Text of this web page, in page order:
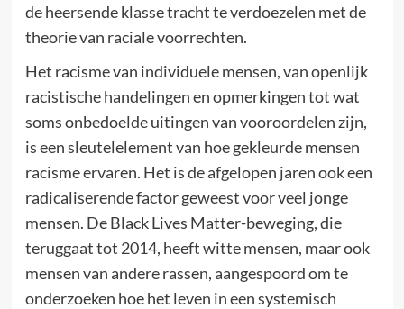
de heersende klasse tracht te verdoezelen met de
theorie van raciale voorrechten.
Het racisme van individuele mensen, van openlijk
racistische handelingen en opmerkingen tot wat
soms onbedoelde uitingen van vooroordelen zijn,
is een sleutelelement van hoe gekleurde mensen
racisme ervaren. Het is de afgelopen jaren ook een
radicaliserende factor geweest voor veel jonge
mensen. De Black Lives Matter-beweging, die
teruggaat tot 2014, heeft witte mensen, maar ook
mensen van andere rassen, aangespoord om te
onderzoeken hoe het leven in een systemisch